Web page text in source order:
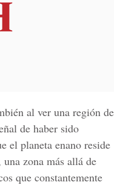
al ver una región de
de haber sido
el planeta enano reside
zona más allá de
que constantemente